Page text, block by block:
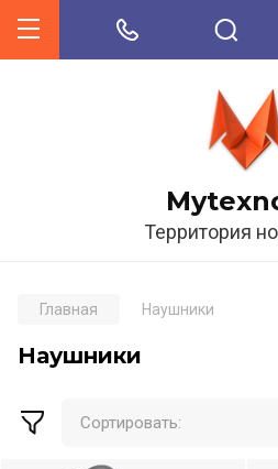
Территория
Главная Наушники
Наушники
Сортировать: